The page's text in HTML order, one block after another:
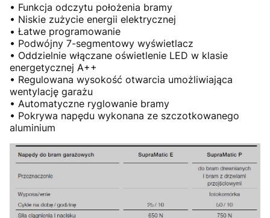
• Funkcja odczytu położenia bramy
• Niskie zużycie energii elektrycznej
• Łatwe programowanie
• Podwójny 7-segmentowy wyświetlacz
• Oddzielnie włączane oświetlenie LED w klasie
energetycznej A++
• Regulowana wysokość otwarcia umożliwiająca
wentylację garażu
• Automatyczne ryglowanie bramy
• Pokrywa napędu wykonana ze szczotkowanego
aluminium